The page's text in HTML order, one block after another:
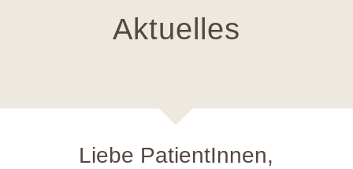
Aktuelles
Liebe PatientInnen,